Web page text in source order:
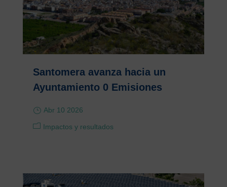
Santomera avanza hacia un
Ayuntamiento 0 Emisiones
Abr 10 2026
Impactos y resultados